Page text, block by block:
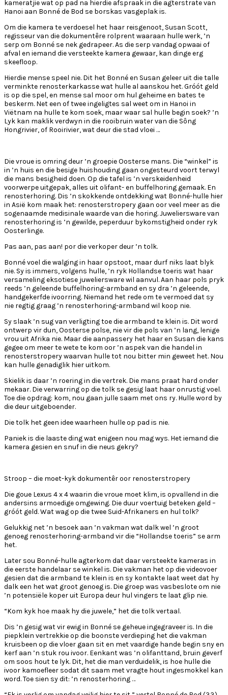
kameratjie wat op pad na hierdie afspraak in die agterstrate van
Hanoi aan Bonné de Bod se borskas vasgeplak is.
Om die kamera te verdoesel het haar reisgenoot, Susan Scott,
regisseur van die dokumentêre rolprent waaraan hulle werk, ’n
serp om Bonné se nek gedrapeer. As die serp vandag opwaai of
afval en iemand die versteekte kamera gewaar, kan dinge erg
skeefloop.
Hierdie mense speel nie. Dit het Bonné en Susan geleer uit die talle
verminkte renosterkarkasse wat hulle al aanskou het. Gróót geld
is op die spel, en mense sal moor om hul geheime en bates te
beskerm. Net een of twee ingeligtes sal weet om in Hanoi in
Viëtnam na hulle te kom soek, maar waar sal hulle begin soek? ’n
Lyk kan maklik verdwyn in die rooibruin water van die Sông
Hongrivier, of Rooirivier, wat deur die stad vloei …
Die vroue is omring deur ’n groepie Oosterse mans. Die “winkel” is
in ’n huis en die besige huishouding gaan ongesteurd voort terwyl
die mans besigheid doen. Op die tafel is ’n verskeidenheid
voorwerpe uitgepak, alles uit olifant- en buffelhoring gemaak. En
renosterhoring. Dis ’n skokkende ontdekking wat Bonné-hulle hier
in Asië kom maak het: renosterstropery gaan oor veel meer as die
sogenaamde medisinale waarde van die horing. Juweliersware van
renosterhoring is ’n gewilde, peperduur bykomstigheid onder ryk
Oosterlinge.
Pas aan, pas aan! por die verkoper deur ’n tolk.
Bonné voel die walging in haar opstoot, maar durf niks laat blyk
nie. Sy is immers, volgens hulle, ’n ryk Hollandse toeris wat haar
versameling eksotiese juweliersware wil aanvul. Aan haar pols pryk
reeds ’n geleende buffelhoring-armband en sy dra ’n geleende,
handgekerfde ivoorring. Niemand het rede om te vermoed dat sy
nie regtig graag ’n renosterhoring-armband wil koop nie.
Sy slaak ’n sug van verligting toe die armband te klein is. Dit word
ontwerp vir dun, Oosterse polse, nie vir die pols van ’n lang, lenige
vrou uit Afrika nie. Maar die aanpassery het haar en Susan die kans
gegee om meer te wete te kom oor ’n aspek van die handel in
renosterstropery waarvan hulle tot nou bitter min geweet het. Nou
kan hulle genadiglik hier uitkom.
Skielik is daar ’n roering in die vertrek. Die mans praat hard onder
mekaar. Die verwarring op die tolk se gesig laat haar onrustig voel.
Toe die opdrag: kom, nou gaan julle saam met ons ry. Hulle word by
die deur uitgeboender.
Die tolk het geen idee waarheen hulle op pad is nie.
Paniek is die laaste ding wat enigeen nou mag wys. Het iemand die
kamera gesien en snuf in die neus gekry?
Stroop – die moet-kyk dokumentêr oor renosterstropery
Die goue Lexus 4 x 4 waarin die vroue moet klim, is opvallend in die
andersins armoedige omgewing. Die duur voertuig beteken geld –
gróót geld. Wat wag op die twee Suid-Afrikaners en hul tolk?
Gelukkig net ’n besoek aan ’n vakman wat dalk wel ’n groot
genoeg renosterhoring-armband vir die “Hollandse toeris” se arm
het.
Later sou Bonné-hulle agterkom dat daar versteekte kameras in
die eerste handelaar se winkel is. Die vakman het op die videovoer
gesien dat die armband te klein is en sy kontakte laat weet dat hy
dalk een het wat groot genoeg is. Die groep was vasbeslote om nie
’n potensiële koper uit Europa deur hul vingers te laat glip nie.
“Kom kyk hoe maak hy die juwele,” het die tolk vertaal.
Dis ’n gesig wat vir ewig in Bonné se geheue ingegraveer is. In die
piepklein vertrekkie op die boonste verdieping het die vakman
kruisbeen op die vloer gaan sit en met vaardige hande begin sny en
kerf aan ’n stuk rou ivoor. Eenkant was ’n olifanttand, bruin geverf
om soos hout te lyk. Dit, het die man verduidelik, is hoe hulle die
ivoor kamoefleer sodat dit saam met vragte hout ingesmokkel kan
word. Toe sien sy dit: ’n renosterhoring …